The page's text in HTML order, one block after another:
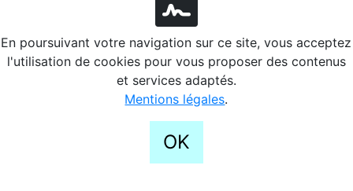
En poursuivant votre navigation sur ce site, vous acceptez
l'utilisation de cookies pour vous proposer des contenus
et services adaptés.
Mentions légales.
OK